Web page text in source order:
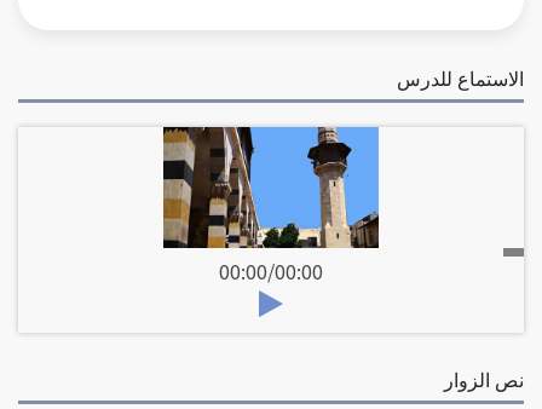
الاستماع للدرس
00:00/00:00
نص الزوار